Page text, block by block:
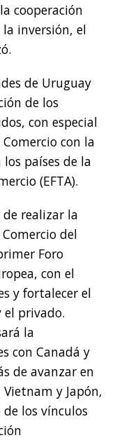
cooperación
inversión, el
de Uruguay
de los
con especial
con la
países de la
(EFTA).
realizar la
del
Foro
con el
y fortalecer el
privado.
la
con Canadá y
de avanzar en
y Japón,
los vínculos